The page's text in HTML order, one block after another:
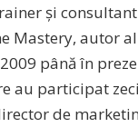
și
Mastery, autor
până în
au participat
de